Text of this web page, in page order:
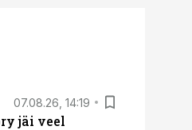
07.08.26, 14:19
jäi veel